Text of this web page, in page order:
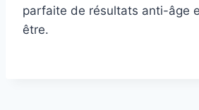
parfaite de résultats anti-âge
être.